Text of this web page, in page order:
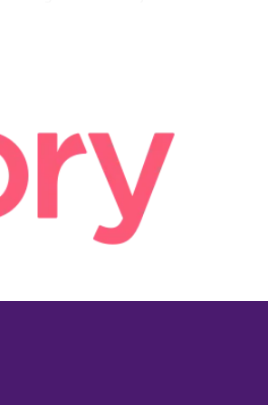
med huvudkontor i